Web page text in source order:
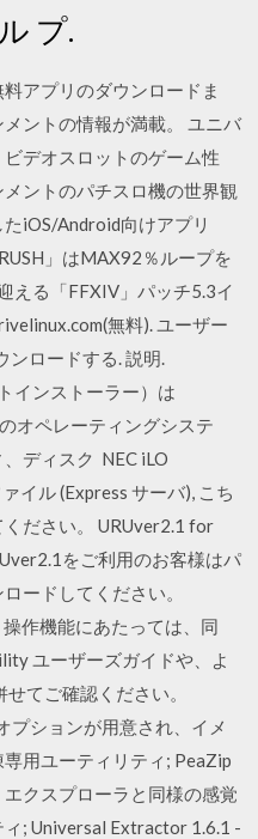
プ.
アプリのダウンロードま
ントの情報が満載。 ユニバ
デオスロットのゲーム性
ントのパチスロ機の世界観
iOS/Android向けアプリ
」はMAX92％ループを
える「FFXIV」パッチ5.3イ
無料). ユーザー
ロードする. 説明.
インストーラー）は
オペレーティングシステ
ディスク NEC iLO
イル (Express サーバ), こち
ださい。 URUver2.1 for
をご利用のお客様はパ
ードしてください。
作機能にあたっては、同
ユーザーズガイドや、よ
てご確認ください。
プションが用意され、イメ
用ユーティリティ; PeaZip
クスプローラと同様の感覚
; Universal Extractor 1.6.1 -